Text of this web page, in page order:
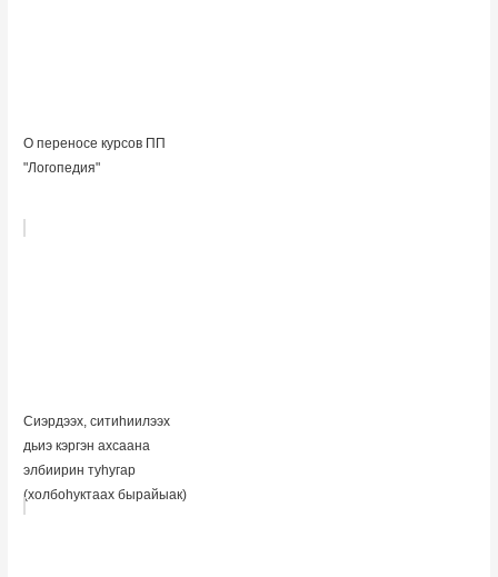
О переносе курсов ПП
"Логопедия"
Сиэрдээх, ситиһиилээх
дьиэ кэргэн ахсаана
элбиирин туһугар
(холбоһуктаах бырайыак)